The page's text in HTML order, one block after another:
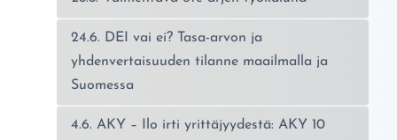
24.6. DEI vai ei? Tasa-arvon ja
yhdenvertaisuuden tilanne maailmalla ja
Suomessa
4.6. AKY – Ilo irti yrittäjyydestä: AKY 10